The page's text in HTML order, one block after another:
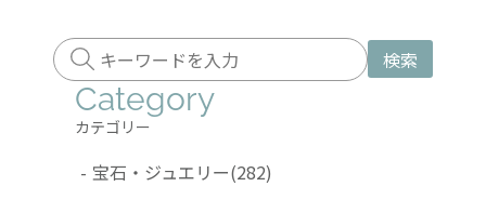
検索
Category
カテゴリー
- 宝石・ジュエリー(282)